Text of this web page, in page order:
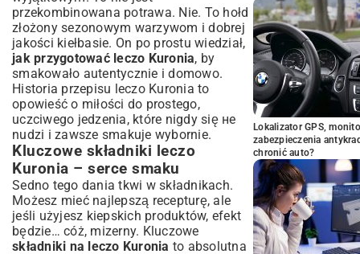
przekombinowana potrawa. Nie. To hołd
złożony sezonowym warzywom i dobrej
jakości kiełbasie. On po prostu wiedział,
jak przygotować leczo Kuronia, by
smakowało autentycznie i domowo.
Historia przepisu leczo Kuronia to
opowieść o miłości do prostego,
uczciwego jedzenia, które nigdy się не
nudzi i zawsze smakuje wybornie.
Kluczowe składniki leczo
Kuronia – serce smaku
Sedno tego dania tkwi w składnikach.
Możesz mieć najlepszą recepturę, ale
jeśli użyjesz kiepskich produktów, efekt
będzie… cóż, mizerny. Kluczowe
składniki na leczo Kuronia to absolutna
Lokalizator GPS,
zabezpieczenia
chronić auto?